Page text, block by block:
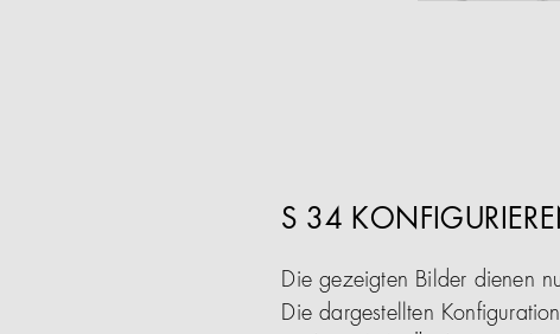
S 34
Die gezeigten Bilder dienen
Die dargestellten